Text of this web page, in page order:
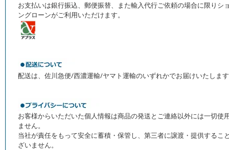
お支払いは銀行振込、郵便振替、また輸入代行ご依頼の場合に限りシ
ングローンがご利用いただけます。
配送は、佐川急便/西濃運輸/ヤマト運輸のいずれかでお届けいたしま
お客様からいただいた個人情報は商品の発送とご連絡以外には一切使
ません。
当社が責任をもって安全に蓄積・保管し、第三者に譲渡・提供するこ
ざいません。